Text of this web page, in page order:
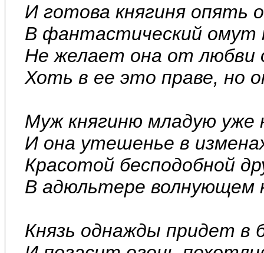
И готова княгиня опять
В фантастический
Не желает она от любви
Хоть в ее это праве, но
Муж княгиню младую уже
И она утешенье в
Красотой бесподобной
В адюльтере волнующем
Князь однажды придет в